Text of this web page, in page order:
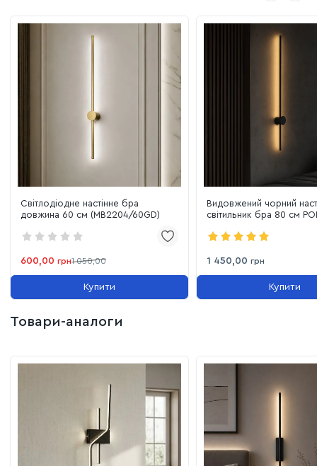
Світлодіодне настінне бра
довжина 60 см (MB2204/60GD)
600,00 грн1 050,00
Купити
Видовжений чорний
світильник бра 80 см
1 450,00 грн
Купити
Товари-аналоги